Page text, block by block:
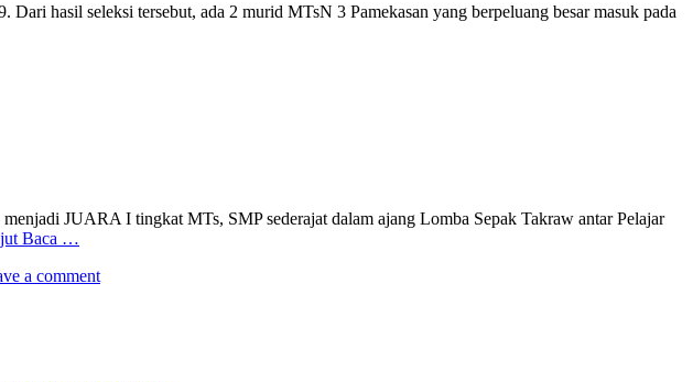
hasil seleksi tersebut, ada 2 murid MTsN 3 Pamekasan yang berpeluang besar masuk pada
JUARA I tingkat MTs, SMP sederajat dalam ajang Lomba Sepak Takraw antar Pelajar
Baca …
a comment